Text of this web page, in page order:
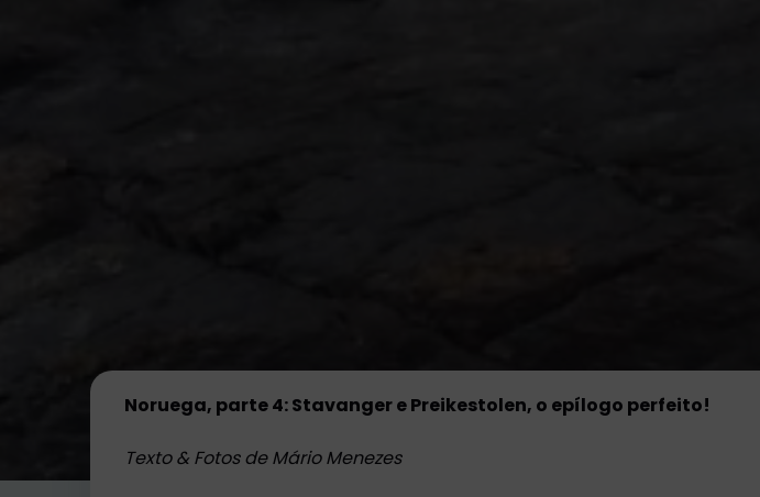
Noruega, parte 4: Stavanger e Preikestolen, o epílogo perfeito!
Texto & Fotos de Mário Menezes